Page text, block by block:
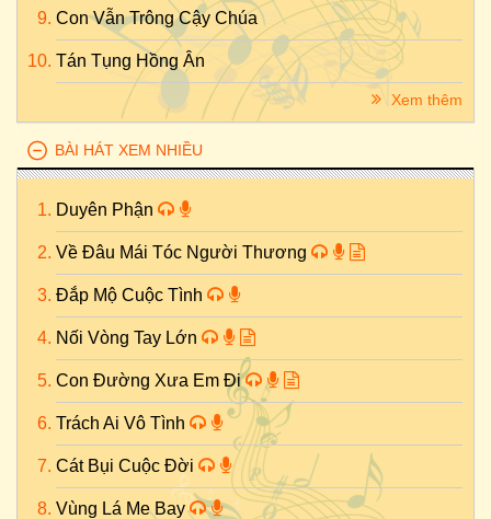
Con Vẫn Trông Cậy Chúa
Tán Tụng Hồng Ân
Xem thêm
BÀI HÁT XEM NHIỀU
Duyên Phận
Về Đâu Mái Tóc Người Thương
Đắp Mộ Cuộc Tình
Nối Vòng Tay Lớn
Con Đường Xưa Em Đi
Trách Ai Vô Tình
Cát Bụi Cuộc Đời
Vùng Lá Me Bay